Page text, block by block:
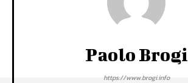
Paolo Brogi
https://www.brogi.info